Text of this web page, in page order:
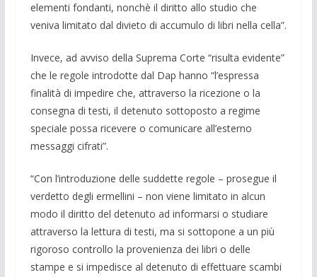
elementi fondanti, nonchè il diritto allo studio che
veniva limitato dal divieto di accumulo di libri nella cella”.
Invece, ad avviso della Suprema Corte “risulta evidente”
che le regole introdotte dal Dap hanno “l’espressa
finalità di impedire che, attraverso la ricezione o la
consegna di testi, il detenuto sottoposto a regime
speciale possa ricevere o comunicare all’esterno
messaggi cifrati”.
“Con l’introduzione delle suddette regole – prosegue il
verdetto degli ermellini – non viene limitato in alcun
modo il diritto del detenuto ad informarsi o studiare
attraverso la lettura di testi, ma si sottopone a un più
rigoroso controllo la provenienza dei libri o delle
stampe e si impedisce al detenuto di effettuare scambi